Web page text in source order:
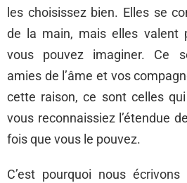
les choisissez bien. Elles se
de la main, mais elles valent
vous pouvez imaginer. Ce
amies de l’âme et vos
cette raison, ce sont celles
vous reconnaissiez l’étendue
fois que vous le pouvez.
C’est pourquoi nous